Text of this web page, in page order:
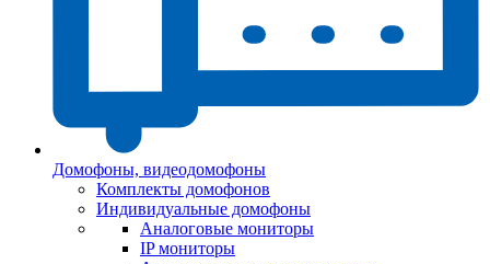
Домофоны, видеодомофоны
Комплекты домофонов
Индивидуальные домофоны
Аналоговые мониторы
IP мониторы